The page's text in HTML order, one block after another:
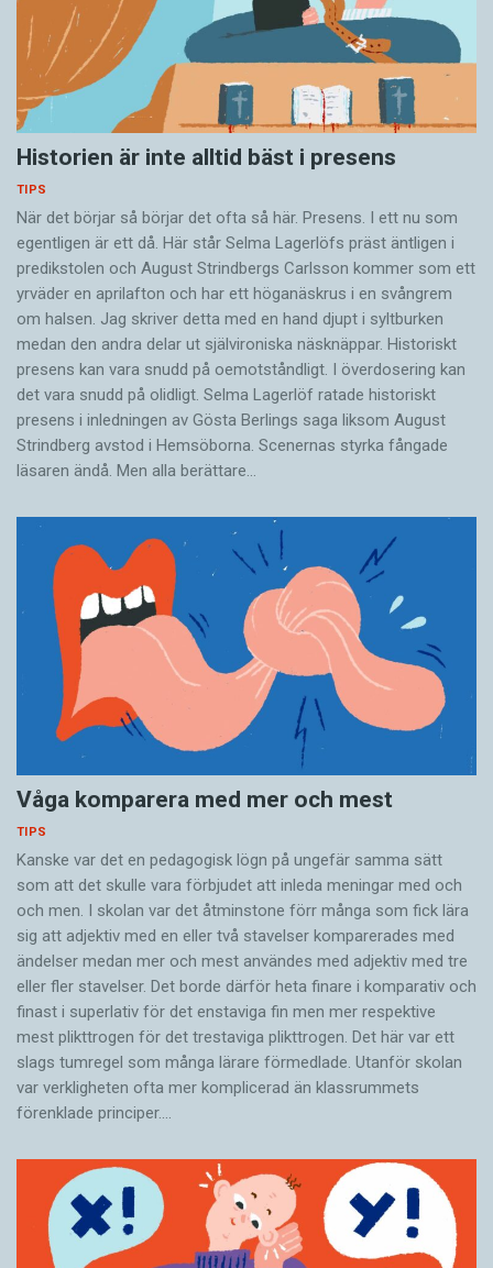
Historien är inte alltid bäst i presens
TIPS
När det börjar så ­börjar det ofta så här. Presens. I ett nu som
egentligen är ett då. Här står Selma Lagerlöfs präst äntligen i
predikstolen och August Strindbergs Carlsson ­kommer som ett
yrväder en aprilafton och har ett höganäskrus i en svångrem
om halsen. Jag skriver detta med en hand djupt i syltburken
medan den andra delar ut självironiska näsknäppar. Historiskt
presens kan vara snudd på oemotståndligt. I överdosering kan
det vara snudd på olidligt. Selma Lagerlöf ratade historiskt
presens i ­inledningen av Gösta Berlings saga liksom August
Strindberg avstod i Hemsöborna. ­Scenernas styrka fångade
läsaren ändå. Men alla berättare…
Våga komparera med mer och mest
TIPS
Kanske var det en pedagogisk lögn på ungefär samma sätt
som att det skulle vara förbjudet att inleda meningar med och
och men. I skolan var det åtminstone förr många som fick lära
sig att adjektiv med en eller två stavelser komparerades med
ändelser medan mer och mest användes med adjektiv med tre
eller fler stavelser. Det borde därför heta finare i komparativ och
finast i superlativ för det en­staviga fin men mer respektive
mest plikttrogen för det trestaviga plikttrogen. Det här var ett
slags tumregel som många lärare förmedlade. Utanför skolan
var verkligheten ofta mer komplicerad än klassrummets
förenklade principer.…